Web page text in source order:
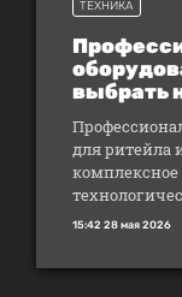
ТЕХНИКА
выбрать
для ритейла
комплексное
15:42 28 мая 2026